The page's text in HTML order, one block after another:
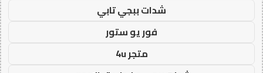
شدات ببجي تابي
فور يو ستور
متجر 4u